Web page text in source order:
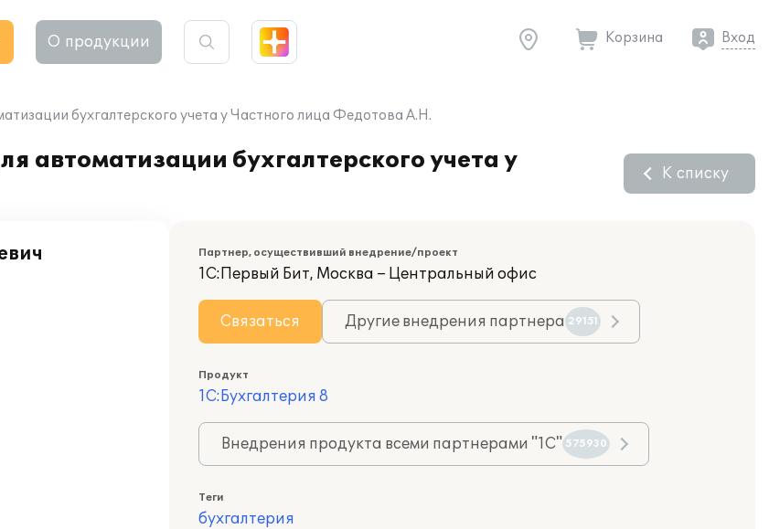
О продукции Корзина Вход
бухгалтерского учета у Частного лица Федотова А.Н.
автоматизации бухгалтерского учета у
К списку
Партнер, осуществивший внедрение/проект
1С:Первый Бит, Москва – Центральный офис
Связаться Другие внедрения партнера 29151
Продукт
1С:Бухгалтерия 8
Внедрения продукта всеми партнерами "1С" 575930
Теги
бухгалтерия